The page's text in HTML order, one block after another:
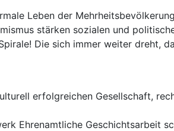
Leben der
stärken sozialen und
Die sich immer weiter dreht,
erfolgreichen Gesellschaft,
Ehrenamtliche Geschichtsarbeit